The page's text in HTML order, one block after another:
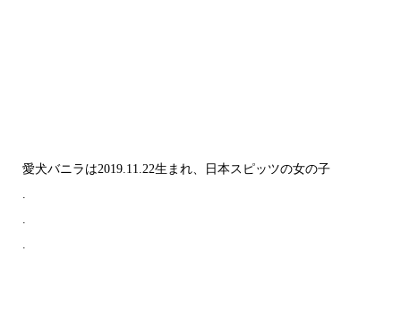
愛犬バニラは2019.11.22生まれ、日本スピッツの女の子
.
.
.